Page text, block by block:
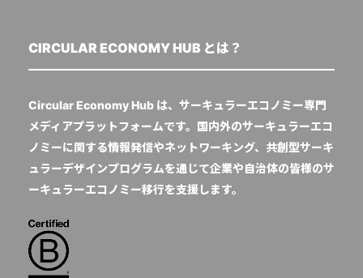
CIRCULAR ECONOMY HUB とは？
Circular Economy Hub は、サーキュラーエコノミー専門
メディアプラットフォームです。国内外のサーキュラーエコ
ノミーに関する情報発信やネットワーキング、共創型サーキ
ュラーデザインプログラムを通じて企業や自治体の皆様のサ
ーキュラーエコノミー移行を支援します。